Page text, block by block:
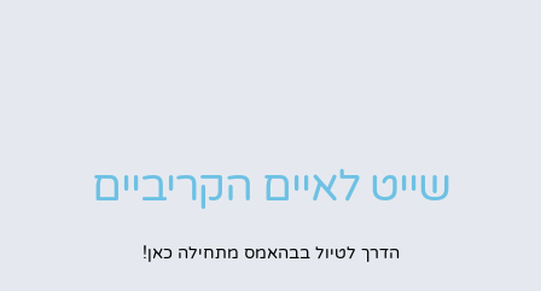
שייט לאיים הקריביים
הדרך לטיול בבהאמס מתחילה כאן!